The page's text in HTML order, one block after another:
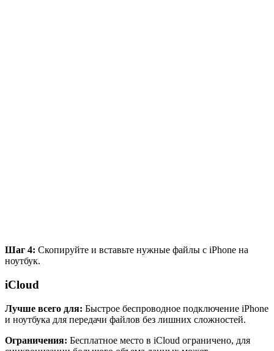
Шаг 4: Скопируйте и вставьте нужные файлы с iPhone на
ноутбук.
iCloud
Лучше всего для: Быстрое беспроводное подключение iPhone
и ноутбука для передачи файлов без лишних сложностей.
Ограничения: Бесплатное место в iCloud ограничено, для